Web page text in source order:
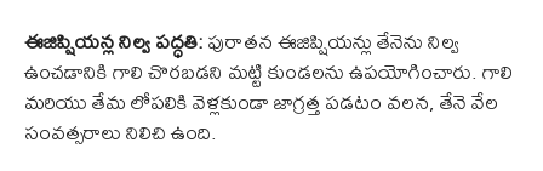
ఈజిప్షియన్ల నిల్వ పద్ధతి:పురాతన ఈజిప్షియన్లు తేనెను నిల్వ
ఉంచడానికి గాలి చొరబడని మట్టి కుండలను ఉపయోగించారు. గాలి
మరియు తేమ లోపలికి వెళ్లకుండా జాగ్రత్త పడటం వలన, తేనె వేల
సంవత్సరాలు నిలిచి ఉంది.